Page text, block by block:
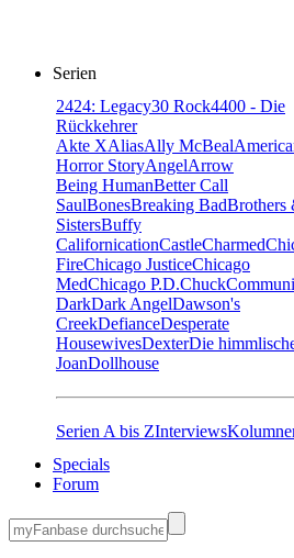
Serien
2424: Legacy30 Rock4400 - Die
Rückkehrer
Akte XAliasAlly McBeal
Horror StoryAngelArrow
Being HumanBetter Call
SaulBonesBreaking BadBrothers
SistersBuffy
CalifornicationCastleCharmed
FireChicago JusticeChicago
MedChicago P.D.Chuck
DarkDark AngelDawson's
CreekDefianceDesperate
HousewivesDexterDie
JoanDollhouse
Serien A bis ZInterviews
Specials
Forum